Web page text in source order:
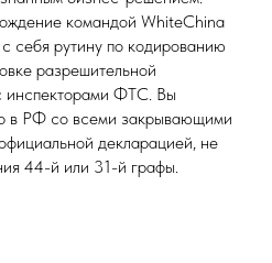
командой WhiteChina
себя рутину по кодированию
разрешительной
инспекторами ФТС. Вы
в РФ со всеми закрывающими
декларацией, не
44-й или 31-й графы.